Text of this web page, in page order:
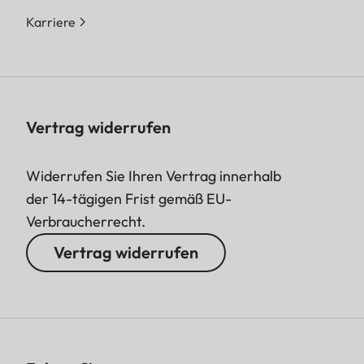
Karriere
Vertrag widerrufen
Widerrufen Sie Ihren Vertrag innerhalb
der 14-tägigen Frist gemäß EU-
Verbraucherrecht.
Vertrag widerrufen